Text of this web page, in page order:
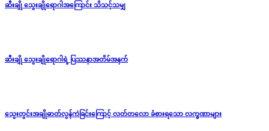
ဆီးချို သွေးချိုရောဂါအကြောင်း သိသင့်သမျှ
ဆီးချို သွေးချိုရောဂါရဲ့ ပြဿနာအတိမ်အနက်
သွေးတွင်းအချိုဓာတ်လွန်ကဲခြင်းကြောင့် လတ်တလော ခံစားရသော လက္ခဏာများ